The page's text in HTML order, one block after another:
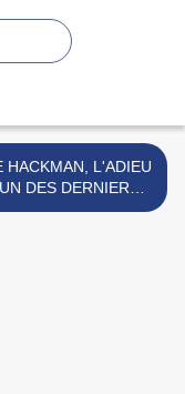
HACKMAN, L'ADIEU
DES DERNIERS
DU CINÉMA